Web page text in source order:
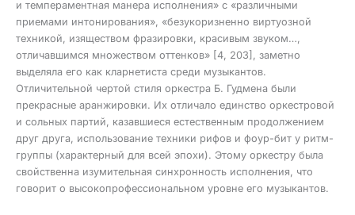
и темпераментная манера исполнения» с «различными
приемами интонирования», «безукоризненно виртуозной
техникой, изяществом фразировки, красивым звуком…,
отличавшимся множеством оттенков» [4, 203], заметно
выделяла его как кларнетиста среди музыкантов.
Отличительной чертой стиля оркестра Б. Гудмена были
прекрасные аранжировки. Их отличало единство оркестровой
и сольных партий, казавшиеся естественным продолжением
друг друга, использование техники рифов и фоур-бит у ритм-
группы (характерный для всей эпохи). Этому оркестру была
свойственна изумительная синхронность исполнения, что
говорит о высокопрофессиональном уровне его музыкантов.